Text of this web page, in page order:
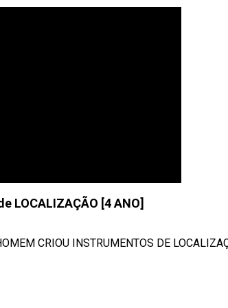
LOCALIZAÇÃO [4 ANO]
CRIOU INSTRUMENTOS DE